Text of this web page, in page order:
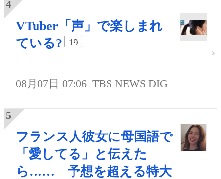
VTuber「声」で楽しまれ
ている?
19
08月07日 07:06 TBS NEWS DIG
フランス人彼女に母国語で
「愛してる」と伝えた
ら…… 予想を超える特大